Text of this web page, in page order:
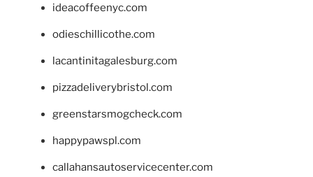
ideacoffeenyc.com
odieschillicothe.com
lacantinitagalesburg.com
pizzadeliverybristol.com
greenstarsmogcheck.com
happypawspl.com
callahansautoservicecenter.com